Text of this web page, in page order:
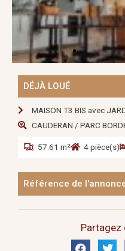
DÉJÀ LOUÉ
MAISON T3 BIS avec
CAUDERAN / PARC
57.61 m² 4 pièce(s)
Référence de
Partagez